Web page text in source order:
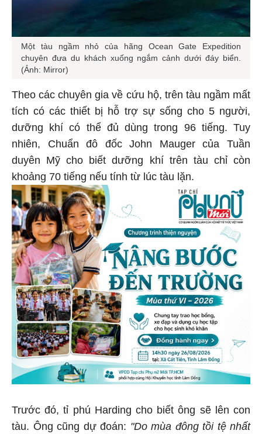
Một tàu ngầm nhỏ của hãng Ocean Gate Expedition
chuyên đưa du khách xuống ngắm cảnh dưới đáy biển.
(Ảnh: Mirror)
Theo các chuyên gia về cứu hộ, trên tàu ngầm mất
tích có các thiết bị hỗ trợ sự sống cho 5 người,
dưỡng khí có thể đủ dùng trong 96 tiếng. Tuy
nhiên, Chuẩn đô đốc John Mauger của Tuần
duyên Mỹ cho biết dưỡng khí trên tàu chỉ còn
khoảng 70 tiếng nếu tính từ lúc tàu lặn.
Trước đó, tỉ phú Harding cho biết ông sẽ lên con
tàu.
Ông cũng dự đoán: "Do mùa đông tồi tệ nhất